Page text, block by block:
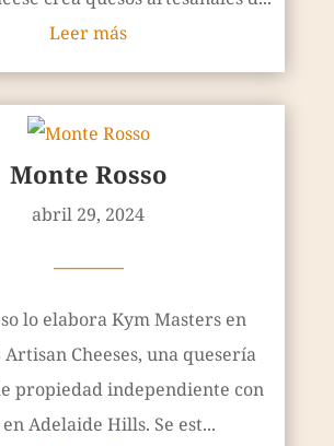
Leer más
Monte Rosso
abril 29, 2024
————
lo elabora Kym Masters en
Artisan Cheeses, una quesería
propiedad independiente con
en Adelaide Hills. Se est...